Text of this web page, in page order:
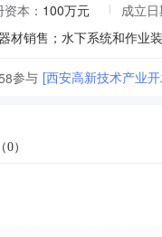
本： 100万元 成立日
参与 [西安高新技术产业
（0）